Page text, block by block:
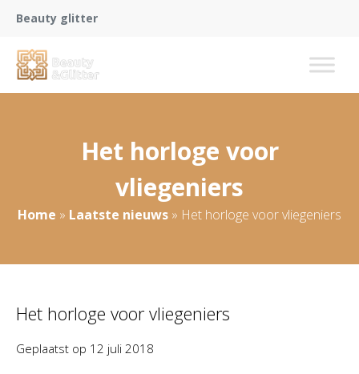
Beauty glitter
Het horloge voor
vliegeniers
Home » Laatste nieuws » Het horloge voor vliegeniers
Het horloge voor vliegeniers
Geplaatst op 12 juli 2018